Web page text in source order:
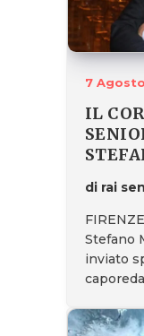
7
IL
di rai
Stefano
inviato